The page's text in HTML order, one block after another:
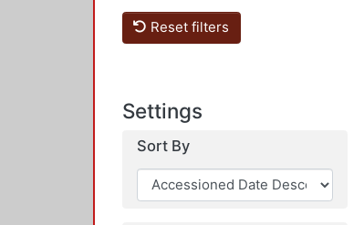
Reset filters
Settings
Sort By